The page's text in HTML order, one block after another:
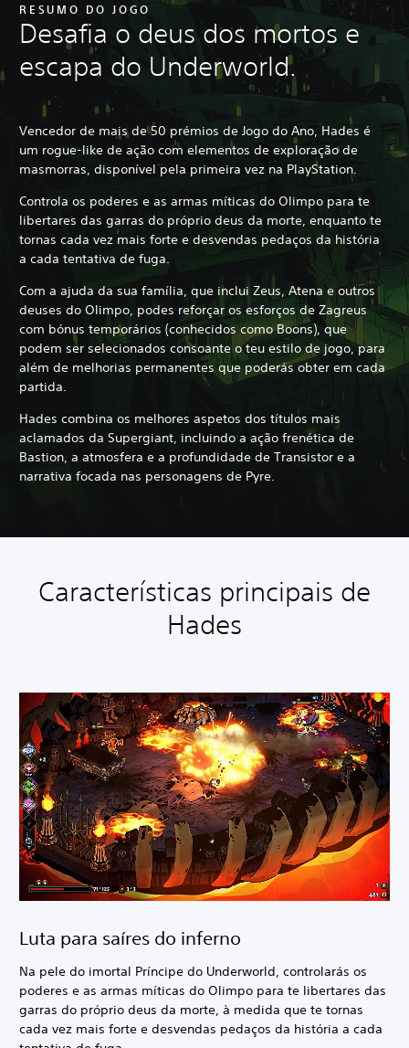
RESUMO DO JOGO
Desafia o deus dos mortos e
escapa do Underworld.
Vencedor de mais de 50 prémios de Jogo do Ano, Hades é
um rogue-like de ação com elementos de exploração de
masmorras, disponível pela primeira vez na PlayStation.
Controla os poderes e as armas míticas do Olimpo para te
libertares das garras do próprio deus da morte, enquanto te
tornas cada vez mais forte e desvendas pedaços da história
a cada tentativa de fuga.
Com a ajuda da sua família, que inclui Zeus, Atena e outros
deuses do Olimpo, podes reforçar os esforços de Zagreus
com bónus temporários (conhecidos como Boons), que
podem ser selecionados consoante o teu estilo de jogo, para
além de melhorias permanentes que poderás obter em cada
partida.
Hades combina os melhores aspetos dos títulos mais
aclamados da Supergiant, incluindo a ação frenética de
Bastion, a atmosfera e a profundidade de Transistor e a
narrativa focada nas personagens de Pyre.
Características principais de
Hades
Luta para saíres do inferno
Na pele do imortal Príncipe do Underworld, controlarás os
poderes e as armas míticas do Olimpo para te libertares das
garras do próprio deus da morte, à medida que te tornas
cada vez mais forte e desvendas pedaços da história a cada